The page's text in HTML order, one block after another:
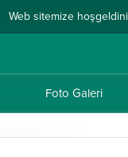
Web sitemize
Foto Galeri